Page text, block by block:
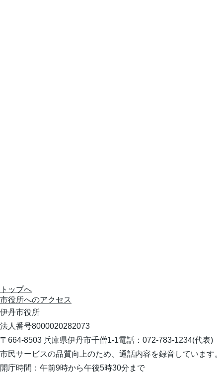
トップへ
市役所へのアクセス
伊丹市役所
法人番号8000020282073
〒664-8503 兵庫県伊丹市千僧1-1電話：072-783-1234(代表)
市民サービスの品質向上のため、通話内容を録音しています。
開庁時間：午前9時から午後5時30分まで